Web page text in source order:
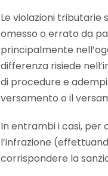
Le violazioni tributarie
omesso o errato da
principalmente
differenza risiede
di procedure e
versamento o il
In entrambi i casi, per
l’infrazione
corrispondere la